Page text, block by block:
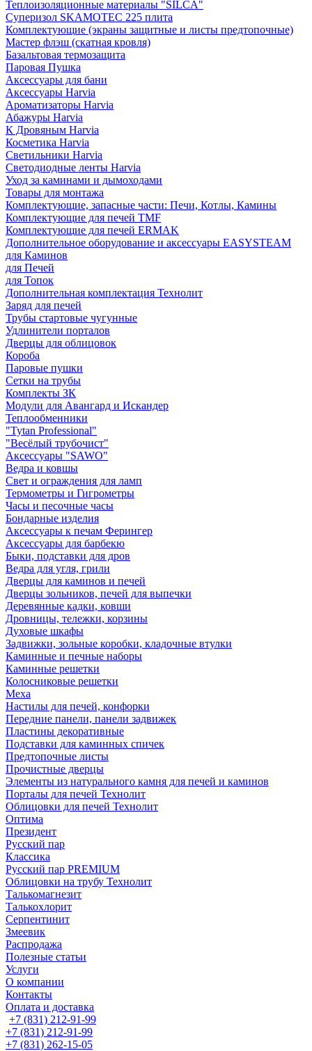
Теплоизоляционные материалы "SILCA"
Суперизол SKAMOTEC 225 плита
Комплектующие (экраны защитные и листы предтопочные)
Мастер флэш (скатная кровля)
Базальтовая термозащита
Паровая Пушка
Аксессуары для бани
Аксессуары Harvia
Ароматизаторы Harvia
Абажуры Harvia
К Дровяным Harvia
Косметика Harvia
Светильники Harvia
Светодиодные ленты Harvia
Уход за каминами и дымоходами
Товары для монтажа
Комплектующие, запасные части: Печи, Котлы, Камины
Комплектующие для печей TMF
Комплектующие для печей ERMAK
Дополнительное оборудование и аксессуары EASYSTEAM
для Каминов
для Печей
для Топок
Дополнительная комплектация Технолит
Заряд для печей
Трубы стартовые чугунные
Удлинители порталов
Дверцы для облицовок
Короба
Паровые пушки
Сетки на трубы
Комплекты ЗК
Модули для Авангард и Искандер
Теплообменники
"Tytan Professional"
"Весёлый трубочист"
Аксессуары "SAWO"
Ведра и ковшы
Свет и ограждения для ламп
Термометры и Гигрометры
Часы и песочные часы
Бондарные изделия
Аксессуары к печам Ферингер
Аксессуары для барбекю
Быки, подставки для дров
Ведра для угля, грили
Дверцы для каминов и печей
Дверцы зольников, печей для выпечки
Деревянные кадки, ковши
Дровницы, тележки, корзины
Духовые шкафы
Задвижки, зольные коробки, кладочные втулки
Каминные и печные наборы
Каминные решетки
Колосниковые решетки
Меха
Настилы для печей, конфорки
Передние панели, панели задвижек
Пластины декоративные
Подставки для каминных спичек
Предтопочные листы
Прочистные дверцы
Элементы из натурального камня для печей и каминов
Порталы для печей Технолит
Облицовки для печей Технолит
Оптима
Президент
Русский пар
Классика
Русский пар PREMIUM
Облицовки на трубу Технолит
Талькомагнезит
Талькохлорит
Серпентинит
Змеевик
Распродажа
Полезные статьи
Услуги
О компании
Контакты
Оплата и доставка
+7 (831) 212-91-99
+7 (831) 212-91-99
+7 (831) 262-15-05